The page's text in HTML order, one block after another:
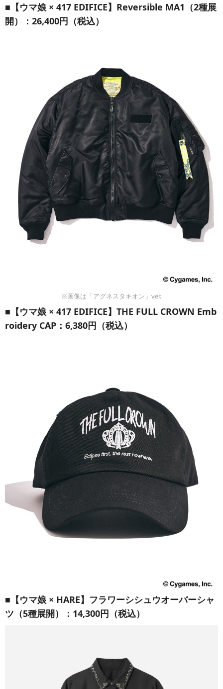
■【ウマ娘 × 417 EDIFICE】Reversible MA1（2種展
開）：26,400円（税込）
※画像は「アグネスタキオン」ver.
■【ウマ娘 × 417 EDIFICE】THE FULL CROWN Emb
roidery CAP：6,380円（税込）
■【ウマ娘 × HARE】フラワーシシュウオーバーシャ
ツ（5種展開）：14,300円（税込）